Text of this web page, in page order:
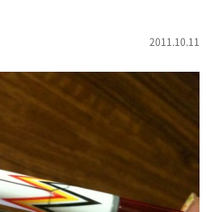
2011.10.11